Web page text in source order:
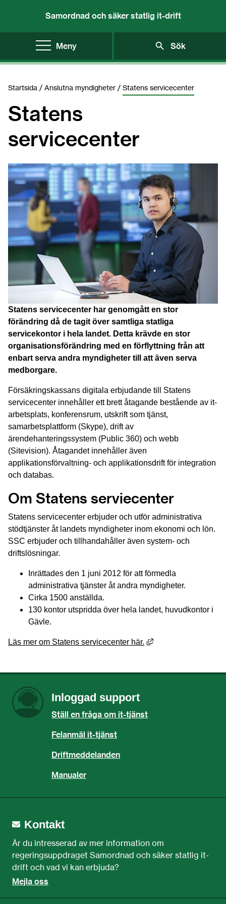
Samordnad och säker statlig it-drift
Meny Sök
Startsida / Anslutna myndigheter / Statens servicecenter
Statens
servicecenter
Statens servicecenter har genomgått en stor
förändring då de tagit över samtliga statliga
servicekontor i hela landet. Detta krävde en stor
organisationsförändring med en förflyttning från att
enbart serva andra myndigheter till att även serva
medborgare.
Försäkringskassans digitala erbjudande till Statens
servicecenter innehåller ett brett åtagande bestående av it-
arbetsplats, konferensrum, utskrift som tjänst,
samarbetsplattform (Skype), drift av
ärendehanteringssystem (Public 360) och webb
(Sitevision). Åtagandet innehåller även
applikationsförvaltning- och applikationsdrift för integration
och databas.
Om Statens serviecenter
Statens servicecenter erbjuder och utför administrativa
stödtjänster åt landets myndigheter inom ekonomi och lön.
SSC erbjuder och tillhandahåller även system- och
driftslösningar.
Inrättades den 1 juni 2012 för att förmedla
administrativa tjänster åt andra myndigheter.
Cirka 1500 anställda.
130 kontor utspridda över hela landet, huvudkontor i
Gävle.
Läs mer om Statens servicecenter här. Länk till annan
Inloggad support
Ställ en fråga om it-tjänst
Felanmäl it-tjänst
Driftmeddelanden
Manualer
Kontakt
Är du intresserad av mer information om
regeringsuppdraget Samordnad och säker statlig it-
drift och vad vi kan erbjuda?
Mejla oss